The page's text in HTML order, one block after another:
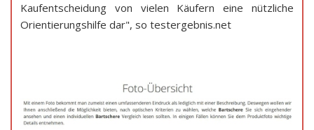
Kaufentscheidung von vielen Käufern eine nützliche
Orientierungshilfe dar", so testergebnis.net